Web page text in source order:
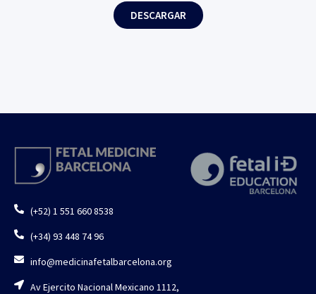
DESCARGAR
(+52) 1 551 660 8538
(+34) 93 448 74 96
info@medicinafetalbarcelona.org
Av Ejercito Nacional Mexicano 1112,